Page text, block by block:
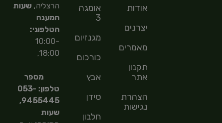
אודות
יצרנים
מאמרים
תקנון
אתר
הצהרת
נגישות
אומגה
3
מגנזיום
כורכום
אבץ
סידן
חלבון
הרצליה,שעות
המענה
הטלפוני:
10:00-
18:00,
מספר
טלפון: 053-
9455445,
שעות